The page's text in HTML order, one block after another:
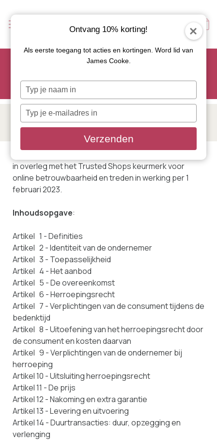
Scoor je favoriete tapasservies nu met 15% korting en
Let op: de actie geldt alleen op geselecteerde artikelen met
ALGEMENE VOORWAARDEN
in overleg met het Trusted Shops keurmerk voor
online betrouwbaarheid en treden in werking per 1
februari 2023.
Inhoudsopgave:
Artikel 1 - Definities
Artikel 2 - Identiteit van de ondernemer
Artikel 3 - Toepasselijkheid
Artikel 4 - Het aanbod
Artikel 5 - De overeenkomst
Artikel 6 - Herroepingsrecht
Artikel 7 - Verplichtingen van de consument tijdens de
bedenktijd
Artikel 8 - Uitoefening van het herroepingsrecht door
de consument en kosten daarvan
Artikel 9 - Verplichtingen van de ondernemer bij
herroeping
Artikel 10 - Uitsluiting herroepingsrecht
Artikel 11 - De prijs
Artikel 12 - Nakoming en extra garantie
Artikel 13 - Levering en uitvoering
Artikel 14 - Duurtransacties: duur, opzegging en
verlenging
Ontvang 10% korting!
Als eerste toegang tot acties en kortingen. Word lid van
James Cooke.
Typ
je
naam
Typ
je
e-
in
Verzenden